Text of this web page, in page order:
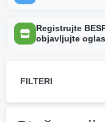
Registrujte
objavljujte
FILTERI